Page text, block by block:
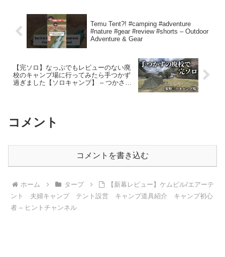
Temu Tent?! #camping #adventure
#nature #gear #review #shorts – Outdoor
Adventure & Gear
【完ソロ】なっぷでもレビューのない廃
校のキャンプ場に行ってみたら手つかず
過ぎました【ソロキャンプ】 – つかさア
コメント
コメントを書き込む
ホーム タープ
【新幕レビュー】ケムビル/エアーテ
ント 夫婦キャンプ テント設営 キャンプ道具紹介 キャンプ初心
者 – ヒントチャンネル